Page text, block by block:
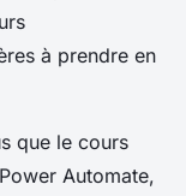
à prendre en
que le cours
Automate,